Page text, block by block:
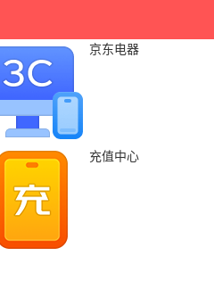
京东电器
充值中心